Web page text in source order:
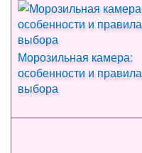
Морозильная камера:
особенности и правила
выбора